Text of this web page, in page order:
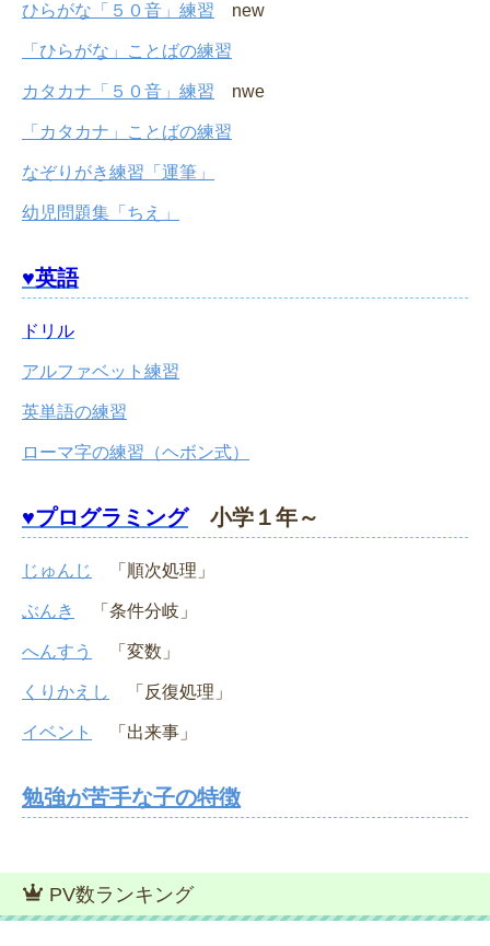
ひらがな「５０音」練習 new
「ひらがな」ことばの練習
カタカナ「５０音」練習 nwe
「カタカナ」ことばの練習
なぞりがき練習「運筆」
幼児問題集「ちえ」
♥英語
ドリル
アルファベット練習
英単語の練習
ローマ字の練習（ヘボン式）
♥プログラミング小学１年～
じゅんじ 「順次処理」
ぶんき 「条件分岐」
へんすう 「変数」
くりかえし 「反復処理」
イベント 「出来事」
勉強が苦手な子の特徴
PV数ランキング